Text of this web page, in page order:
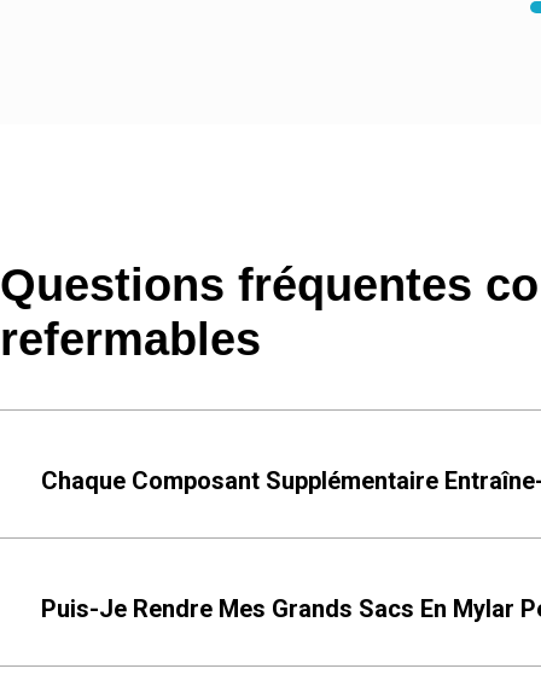
Questions fréquentes
refermables
Chaque Composant Supplémentaire
Puis-Je Rendre Mes Grands Sacs En Mylar